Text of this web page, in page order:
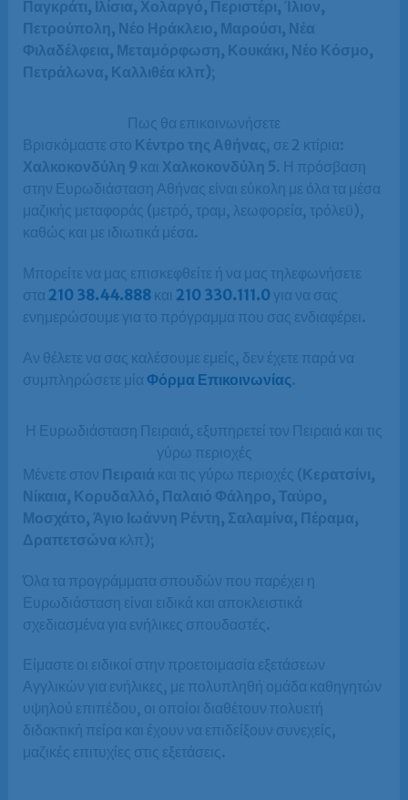
Παγκράτι, Ιλίσια, Χολαργό, Περιστέρι, Ίλιον,
Πετρούπολη, Νέο Ηράκλειο, Μαρούσι, Νέα
Φιλαδέλφεια, Μεταμόρφωση, Κουκάκι, Νέο Κόσμο,
Πετράλωνα, Καλλιθέα κλπ);
Πως θα επικοινωνήσετε
Βρισκόμαστε στο Κέντρο της Αθήνας, σε 2 κτίρια:
Χαλκοκονδύλη 9 και Χαλκοκονδύλη 5. Η πρόσβαση
στην Ευρωδιάσταση Αθήνας είναι εύκολη με όλα τα μέσα
μαζικής μεταφοράς (μετρό, τραμ, λεωφορεία, τρόλεϋ),
καθώς και με ιδιωτικά μέσα.
Μπορείτε να μας επισκεφθείτε ή να μας τηλεφωνήσετε
στα 210 38.44.888και 210 330.111.0για να σας
ενημερώσουμε για το πρόγραμμα που σας ενδιαφέρει.
Αν θέλετε να σας καλέσουμε εμείς, δεν έχετε παρά να
συμπληρώσετε μία Φόρμα Επικοινωνίας.
Η Ευρωδιάσταση Πειραιά, εξυπηρετεί τον Πειραιά και τις
γύρω περιοχές
Μένετε στον Πειραιά και τις γύρω περιοχές (Κερατσίνι,
Νίκαια, Κορυδαλλό, Παλαιό Φάληρο, Ταύρο,
Μοσχάτο, Άγιο Ιωάννη Ρέντη, Σαλαμίνα, Πέραμα,
Δραπετσώνα κλπ);
Όλα τα προγράμματα σπουδών που παρέχει η
Ευρωδιάσταση είναι ειδικά και αποκλειστικά
σχεδιασμένα για ενήλικες σπουδαστές.
Είμαστε οι ειδικοί στην προετοιμασία εξετάσεων
Αγγλικών για ενήλικες, με πολυπληθή ομάδα καθηγητών
υψηλού επιπέδου, οι οποίοι διαθέτουν πολυετή
διδακτική πείρα και έχουν να επιδείξουν συνεχείς,
μαζικές επιτυχίες στις εξετάσεις.